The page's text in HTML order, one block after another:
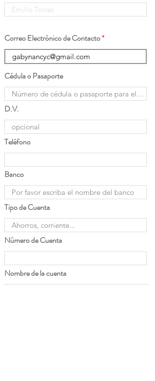
Correo Electrónico de Contacto
Cédula o Pasaporte
D.V.
Teléfono
Banco
Tipo de Cuenta
Número de Cuenta
Nombre de la cuenta